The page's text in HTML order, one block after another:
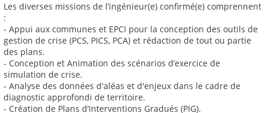
Les diverses missions de l’ingénieur(e) confirmé(e) comprennent
:
- Appui aux communes et EPCI pour la conception des outils de
gestion de crise (PCS, PICS, PCA) et rédaction de tout ou partie
des plans.
- Conception et Animation des scénarios d’exercice de
simulation de crise.
- Analyse des données d'aléas et d'enjeux dans le cadre de
diagnostic approfondi de territoire.
- Création de Plans d’Interventions Gradués (PIG).